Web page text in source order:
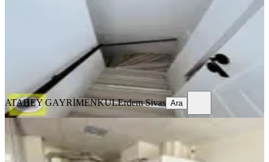
2 Oda
Düz Giriş (Zemin)· 12.04.2026
3.150.000 ₺
ATABEY GAYRİMENKUL Erdem Sivas
ATABEY GAYRİMENKULErdem Sivas Ara
14
Atabey'den Karaman'da 100m2
Mutfaklı Tuvaletli Depolu İşyeri